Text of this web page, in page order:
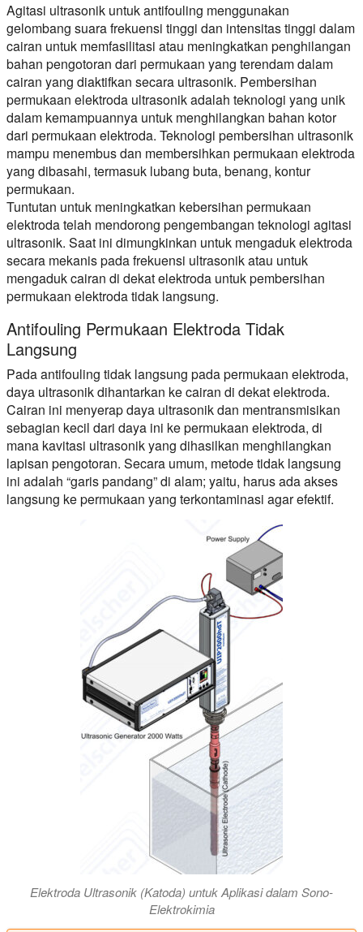
Agitasi ultrasonik untuk antifouling menggunakan
gelombang suara frekuensi tinggi dan intensitas tinggi dalam
cairan untuk memfasilitasi atau meningkatkan penghilangan
bahan pengotoran dari permukaan yang terendam dalam
cairan yang diaktifkan secara ultrasonik. Pembersihan
permukaan elektroda ultrasonik adalah teknologi yang unik
dalam kemampuannya untuk menghilangkan bahan kotor
dari permukaan elektroda. Teknologi pembersihan ultrasonik
mampu menembus dan membersihkan permukaan elektroda
yang dibasahi, termasuk lubang buta, benang, kontur
permukaan.
Tuntutan untuk meningkatkan kebersihan permukaan
elektroda telah mendorong pengembangan teknologi agitasi
ultrasonik. Saat ini dimungkinkan untuk mengaduk elektroda
secara mekanis pada frekuensi ultrasonik atau untuk
mengaduk cairan di dekat elektroda untuk pembersihan
permukaan elektroda tidak langsung.
Antifouling Permukaan Elektroda Tidak
Langsung
Pada antifouling tidak langsung pada permukaan elektroda,
daya ultrasonik dihantarkan ke cairan di dekat elektroda.
Cairan ini menyerap daya ultrasonik dan mentransmisikan
sebagian kecil dari daya ini ke permukaan elektroda, di
mana kavitasi ultrasonik yang dihasilkan menghilangkan
lapisan pengotoran. Secara umum, metode tidak langsung
ini adalah “garis pandang” di alam; yaitu, harus ada akses
langsung ke permukaan yang terkontaminasi agar efektif.
Elektroda Ultrasonik (Katoda) untuk Aplikasi dalam Sono-
Elektrokimia